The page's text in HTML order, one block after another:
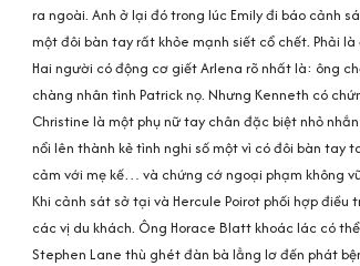
ra ngoài. Anh ở lại đó trong lúc Emily đi báo cảnh
một đôi bàn tay rất khỏe mạnh siết cổ chết. Phải
Hai người có động cơ giết Arlena rõ nhất là: ông
chàng nhân tình Patrick nọ. Nhưng Kenneth có
Christine là một phụ nữ tay chân đặc biệt nhỏ
nổi lên thành kẻ tình nghi số một vì có đôi bàn tay
cảm với mẹ kế… và chứng cớ ngoại phạm không
Khi cảnh sát sở tại và Hercule Poirot phối hợp
các vị du khách. Ông Horace Blatt khoác lác có
Stephen Lane thù ghét đàn bà lẳng lơ đến phát